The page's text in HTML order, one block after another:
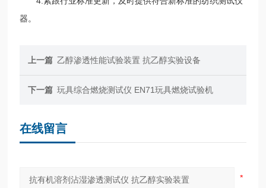
器。
上一篇 乙醇渗透性能试验装置 抗乙醇实验设备
下一篇 玩具综合燃烧测试仪 EN71玩具燃烧试验机
在线留言